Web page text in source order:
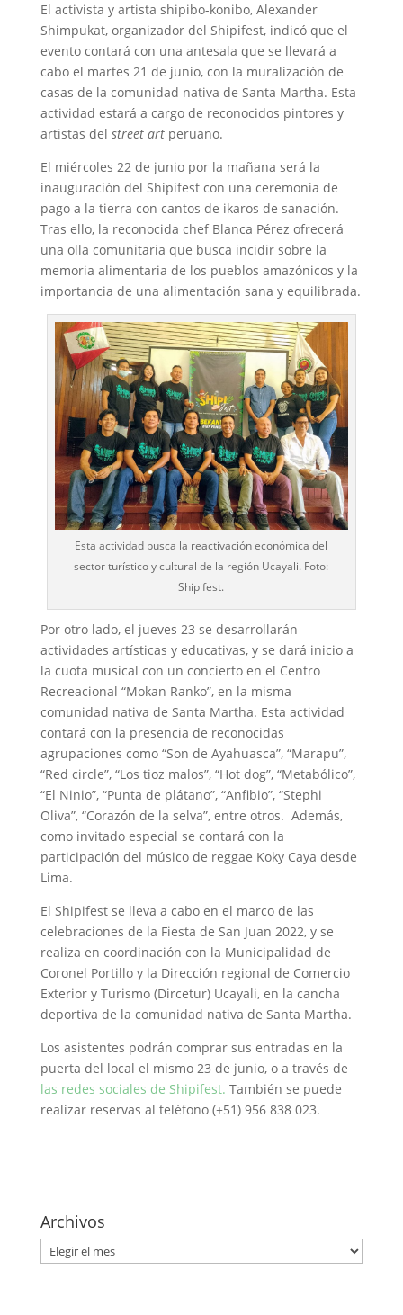
El activista y artista shipibo-konibo, Alexander
Shimpukat, organizador del Shipifest, indicó que el
evento contará con una antesala que se llevará a
cabo el martes 21 de junio, con la muralización de
casas de la comunidad nativa de Santa Martha. Esta
actividad estará a cargo de reconocidos pintores y
artistas del street artperuano.
El miércoles 22 de junio por la mañana será la
inauguración del Shipifest con una ceremonia de
pago a la tierra con cantos de ikaros de sanación.
Tras ello, la reconocida chef Blanca Pérez ofrecerá
una olla comunitaria que busca incidir sobre la
memoria alimentaria de los pueblos amazónicos y la
importancia de una alimentación sana y equilibrada.
Esta actividad busca la reactivación económica del
sector turístico y cultural de la región Ucayali. Foto:
Shipifest.
Por otro lado, el jueves 23 se desarrollarán
actividades artísticas y educativas, y se dará inicio a
la cuota musical con un concierto en el Centro
Recreacional “Mokan Ranko”, en la misma
comunidad nativa de Santa Martha. Esta actividad
contará con la presencia de reconocidas
agrupaciones como “Son de Ayahuasca”, “Marapu”,
“Red circle”, “Los tioz malos”, “Hot dog”, “Metabólico”,
“El Ninio”, “Punta de plátano”, “Anfibio”, “Stephi
Oliva”, “Corazón de la selva”, entre otros. Además,
como invitado especial se contará con la
participación del músico de reggae Koky Caya desde
Lima.
El Shipifest se lleva a cabo en el marco de las
celebraciones de la Fiesta de San Juan 2022, y se
realiza en coordinación con la Municipalidad de
Coronel Portillo y la Dirección regional de Comercio
Exterior y Turismo (Dircetur) Ucayali, en la cancha
deportiva de la comunidad nativa de Santa Martha.
Los asistentes podrán comprar sus entradas en la
puerta del local el mismo 23 de junio, o a través de
las redes sociales de Shipifest. También se puede
realizar reservas al teléfono (+51) 956 838 023.
Archivos
Archivos